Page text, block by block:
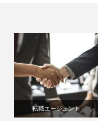
転職エージェント